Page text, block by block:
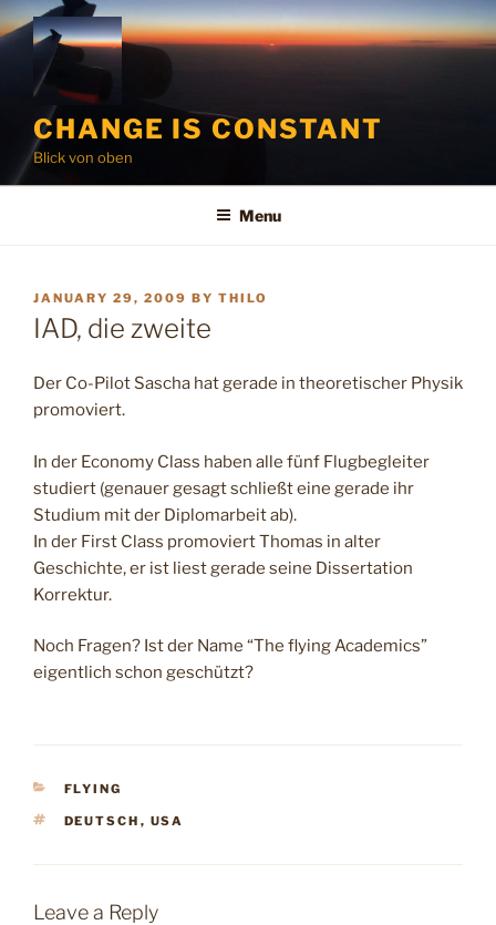
Skip
to
content
CHANGE IS CONSTANT
Blick von oben
Menu
POSTED
ON
JANUARY 29, 2009 BY THILO
IAD, die zweite
Der Co-Pilot Sascha hat gerade in theoretischer Physik
promoviert.
In der Economy Class haben alle fünf Flugbegleiter
studiert (genauer gesagt schließt eine gerade ihr
Studium mit der Diplomarbeit ab).
In der First Class promoviert Thomas in alter
Geschichte, er ist liest gerade seine Dissertation
Korrektur.
Noch Fragen? Ist der Name “The flying Academics”
eigentlich schon geschützt?
CATEGORIES
FLYING
TAGS
DEUTSCH , USA
Leave a Reply